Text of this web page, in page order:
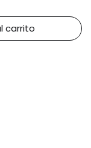
carrito